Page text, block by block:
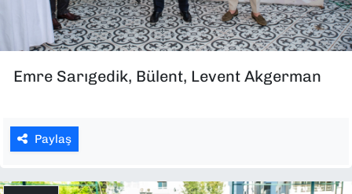
Emre Sarıgedik, Bülent, Levent Akgerman
Paylaş